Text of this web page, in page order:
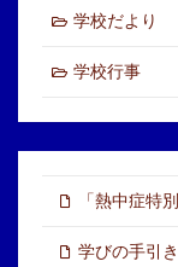
学校だより
学校行事
「熱中症特
学びの手引き